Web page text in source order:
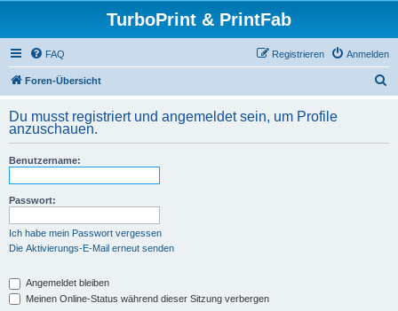
TurboPrint & PrintFab
FAQ Anmelden
Registrieren
Foren-Übersicht
h
Du musst registriert und angemeldet sein, um Profile
anzuschauen.
Benutzername:
Passwort:
Ich habe mein Passwort vergessen
Die Aktivierungs-E-Mail erneut senden
Angemeldet bleiben
Meinen Online-Status während dieser Sitzung verbergen